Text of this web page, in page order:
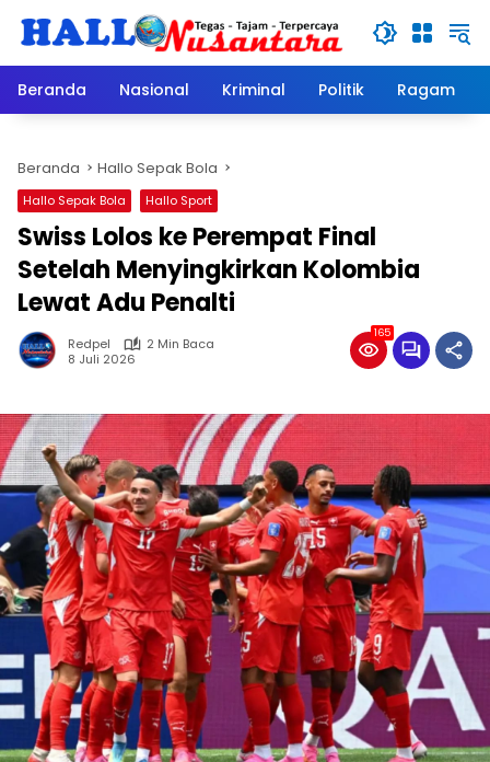
Beranda
Nasional Kriminal Politik Ragam
Beranda Hallo Sepak Bola
Hallo Sepak Bola Hallo Sport
Swiss Lolos ke Perempat Final
Setelah Menyingkirkan Kolombia
Lewat Adu Penalti
Redpel
2 Min Baca
8 Juli 2026
165